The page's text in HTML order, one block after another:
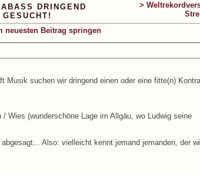
DRINGEND
GESUCHT!
>
neuesten Beitrag springen
Musik suchen wir dringend einen oder eine fitte(n)
Wies (wunderschöne Lage im Allgäu, wo Ludwig seine
Also: vielleicht kennt jemand jemanden, der